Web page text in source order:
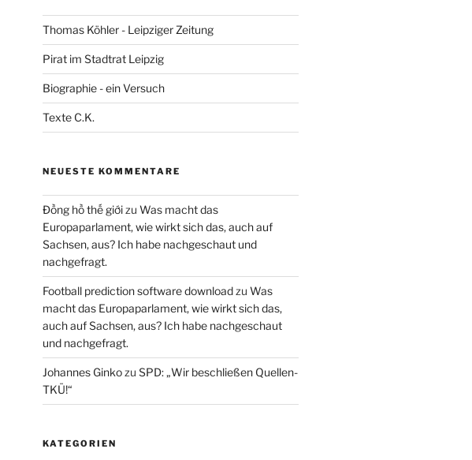
Thomas Köhler - Leipziger Zeitung
Pirat im Stadtrat Leipzig
Biographie - ein Versuch
Texte C.K.
NEUESTE KOMMENTARE
Đồng hồ thế giớizu Was macht das
Europaparlament, wie wirkt sich das, auch auf
Sachsen, aus? Ich habe nachgeschaut und
nachgefragt.
Football prediction software downloadzu Was
macht das Europaparlament, wie wirkt sich das,
auch auf Sachsen, aus? Ich habe nachgeschaut
und nachgefragt.
Johannes Ginkozu SPD: „Wir beschließen Quellen-
TKÜ!“
KATEGORIEN